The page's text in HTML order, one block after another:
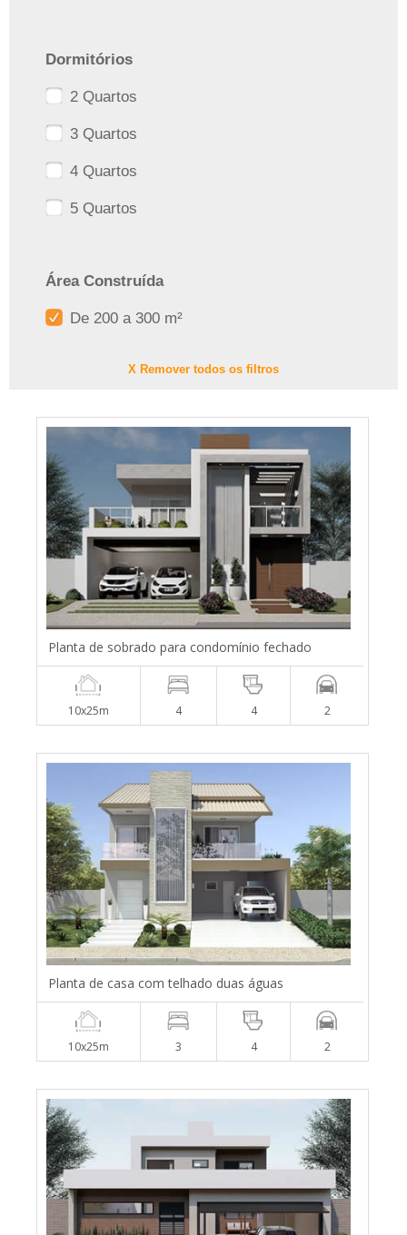
Dormitórios
2 Quartos
3 Quartos
4 Quartos
5 Quartos
Área Construída
De 200 a 300 m²
X Remover todos os filtros
Planta de sobrado para condomínio fechado
10x25m 4 4 2
Planta de casa com telhado duas águas
10x25m 3 4 2